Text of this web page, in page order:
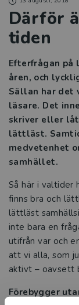
Därför
tiden
Efterfrågan på
åren, och
Sällan har
läsare. Det
skriver eller
lättläst.
medvetenhet
samhället.
Så här i
finns bra och
lättläst
inte bara en
utifrån var och
att vi alla, som
aktivt – oavsett
Förebygger